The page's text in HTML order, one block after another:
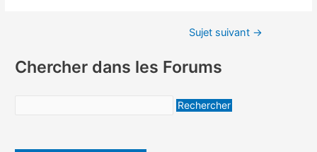
Sujet suivant →
Chercher dans les Forums